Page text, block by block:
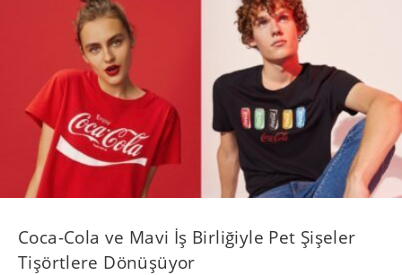
Coca-Cola ve Mavi İş Birliğiyle Pet Şişeler
Tişörtlere Dönüşüyor